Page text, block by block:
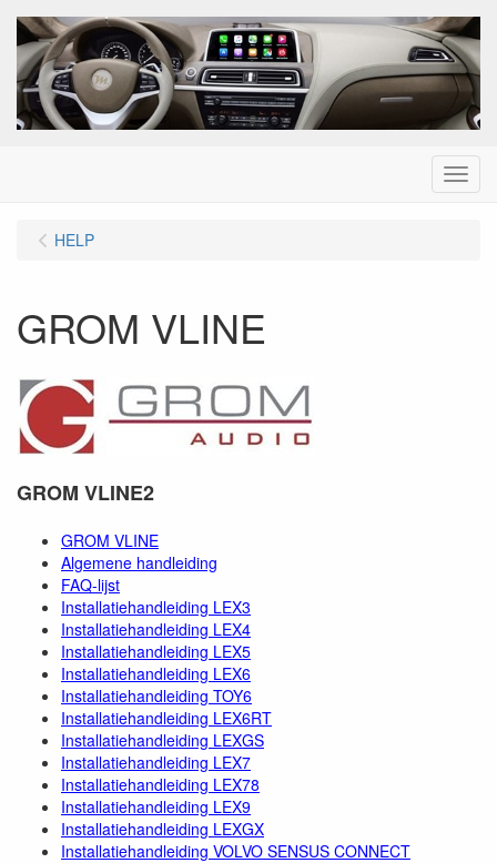
Menu
HELP
GROM VLINE
GROM VLINE2
GROM VLINE
Algemene handleiding
FAQ-lijst
Installatiehandleiding LEX3
Installatiehandleiding LEX4
Installatiehandleiding LEX5
Installatiehandleiding LEX6
Installatiehandleiding TOY6
Installatiehandleiding LEX6RT
Installatiehandleiding LEXGS
Installatiehandleiding LEX7
Installatiehandleiding LEX78
Installatiehandleiding LEX9
Installatiehandleiding LEXGX
Installatiehandleiding VOLVO SENSUS CONNECT